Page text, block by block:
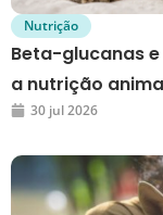
Nutrição
Beta-glucanas
a nutrição
30 jul 2026